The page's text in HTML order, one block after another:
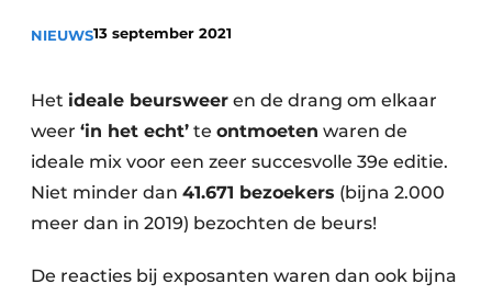
Vacature aanmelden
Video’s
Kranen
Recyclinginstallaties
Detectieapparatuur
Persen
NIEUWS13 september 2021
Het ideale beursweer en de drang om elkaar
weer ‘in het echt’ te ontmoeten waren de
ideale mix voor een zeer succesvolle 39e editie.
Niet minder dan 41.671 bezoekers (bijna 2.000
meer dan in 2019) bezochten de beurs!
De reacties bij exposanten waren dan ook bijna